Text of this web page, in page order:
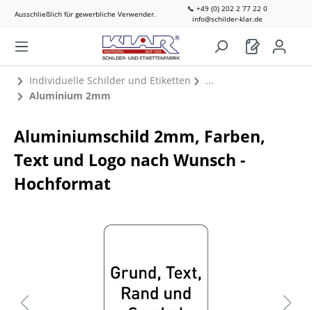
Ausschließlich für gewerbliche Verwender.
📞 +49 (0) 202 2 77 22 0
info@schilder-klar.de
Individuelle Schilder und Etiketten
Aluminium 2mm
Aluminiumschild 2mm, Farben,
Text und Logo nach Wunsch -
Hochformat